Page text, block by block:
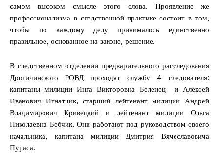
самом высоком смысле этого слова. Проявление же
профессионализма в следственной практике состоит в том,
чтобы по каждому делу принималось единственно
правильное, основанное на законе, решение.
В следственном отделении предварительного расследования
Дрогичинского РОВД проходят службу 4 следователя:
капитаны милиции Инга Викторовна Беленец и Алексей
Иванович Игнатчик, старший лейтенант милиции Андрей
Владимирович Кривецкий и лейтенант милиции Ольга
Николаевна Бебчик. Они работают под руководством своего
начальника, капитана милиции Дмитрия Вячеславовича
Пураса.